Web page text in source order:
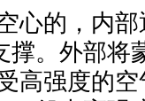
的，内部
撑。外部将
高强度的